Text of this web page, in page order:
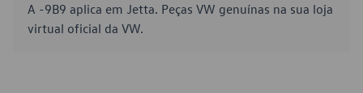
A -9B9 aplica em Jetta. Peças VW genuínas na sua loja
virtual oficial da VW.